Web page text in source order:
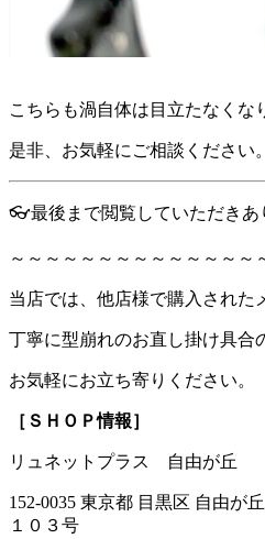
こちらも渦自体は目立たなくな
是非、お気軽にご相談ください。
👓最後まで閲覧していただき
～～～～～～～～～～～～～～
当店では、他店様で購入された
丁寧に型崩れのお直し掛け具合
お気軽にお立ち寄りください。
［ＳＨＯＰ情報］
リュネットプラス 自由が丘
152-0035 東京都 目黒区 自由が
１０３号